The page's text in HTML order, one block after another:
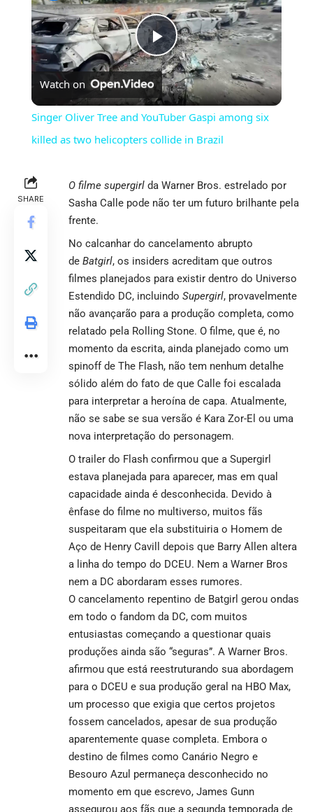
Play
Video
Watch on
Singer Oliver Tree and YouTuber Gaspi among six
killed as two helicopters collide in Brazil
SHARE
O filme supergirl da Warner Bros. estrelado por
Sasha Calle pode não ter um futuro brilhante pela
frente.
No calcanhar do cancelamento abrupto
de Batgirl, os insiders acreditam que outros
filmes planejados para existir dentro do Universo
Estendido DC, incluindo Supergirl, provavelmente
não avançarão para a produção completa, como
relatado pela Rolling Stone. O filme, que é, no
momento da escrita, ainda planejado como um
spinoff de The Flash, não tem nenhum detalhe
sólido além do fato de que Calle foi escalada
para interpretar a heroína de capa. Atualmente,
não se sabe se sua versão é Kara Zor-El ou uma
nova interpretação do personagem.
O trailer do Flash confirmou que a Supergirl
estava planejada para aparecer, mas em qual
capacidade ainda é desconhecida. Devido à
ênfase do filme no multiverso, muitos fãs
suspeitaram que ela substituiria o Homem de
Aço de Henry Cavill depois que Barry Allen altera
a linha do tempo do DCEU. Nem a Warner Bros
nem a DC abordaram esses rumores.
O cancelamento repentino de Batgirl gerou ondas
em todo o fandom da DC, com muitos
entusiastas começando a questionar quais
produções ainda são “seguras”. A Warner Bros.
afirmou que está reestruturando sua abordagem
para o DCEU e sua produção geral na HBO Max,
um processo que exigia que certos projetos
fossem cancelados, apesar de sua produção
aparentemente quase completa. Embora o
destino de filmes como Canário Negro e
Besouro Azul permaneça desconhecido no
momento em que escrevo, James Gunn
assegurou aos fãs que a segunda temporada de